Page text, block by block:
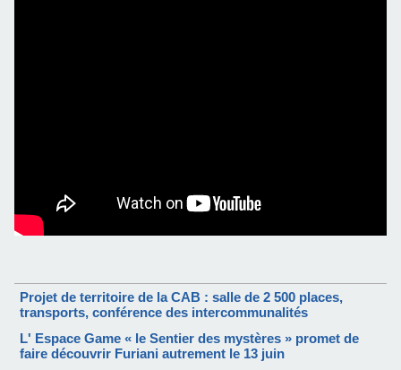
Projet de territoire de la CAB : salle de 2 500 places,
transports, conférence des intercommunalités
L' Espace Game « le Sentier des mystères » promet de
faire découvrir Furiani autrement le 13 juin